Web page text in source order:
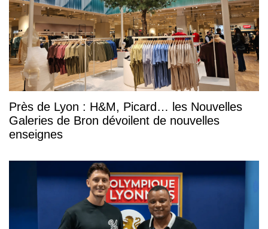
Près de Lyon : H&M, Picard… les Nouvelles
Galeries de Bron dévoilent de nouvelles
enseignes